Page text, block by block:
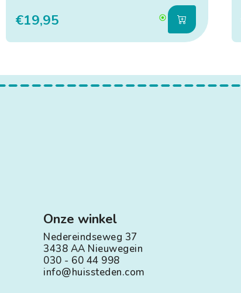
€19,95
Onze winkel
Nedereindseweg 37
3438 AA Nieuwegein
030 - 60 44 998
info@huissteden.com